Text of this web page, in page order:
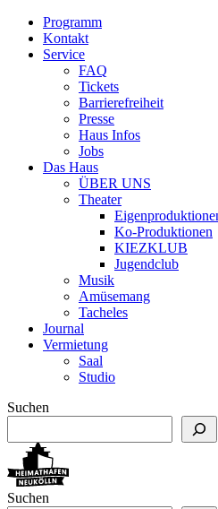
Programm
Kontakt
Service
FAQ
Tickets
Barrierefreiheit
Presse
Haus Infos
Jobs
Das Haus
ÜBER UNS
Theater
Ko-Produktionen
KIEZKLUB
Jugendclub
Musik
Amüsemang
Tacheles
Journal
Vermietung
Saal
Studio
Suchen
Suchen